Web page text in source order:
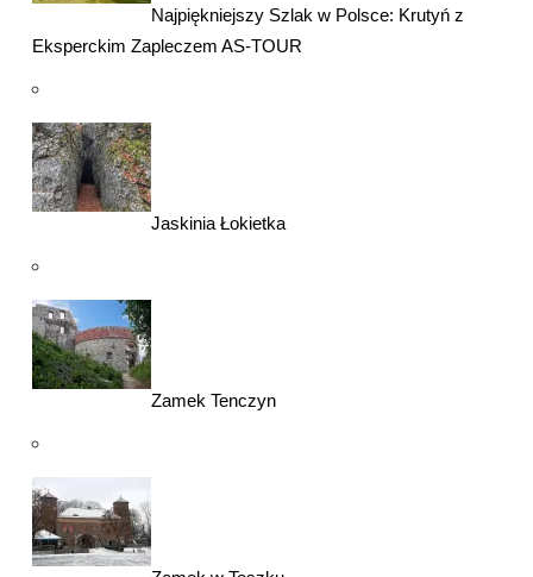
Najpiękniejszy Szlak w Polsce: Krutyń z
Eksperckim Zapleczem AS-TOUR
Jaskinia Łokietka
Zamek Tenczyn